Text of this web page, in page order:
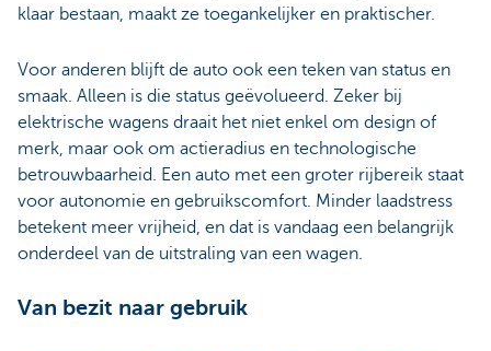
klaar bestaan, maakt ze toegankelijker en praktischer.
Voor anderen blijft de auto ook een teken van status en
smaak. Alleen is die status geëvolueerd. Zeker bij
elektrische wagens draait het niet enkel om design of
merk, maar ook om actieradius en technologische
betrouwbaarheid. Een auto met een groter rijbereik staat
voor autonomie en gebruikscomfort. Minder laadstress
betekent meer vrijheid, en dat is vandaag een belangrijk
onderdeel van de uitstraling van een wagen.
Van bezit naar gebruik